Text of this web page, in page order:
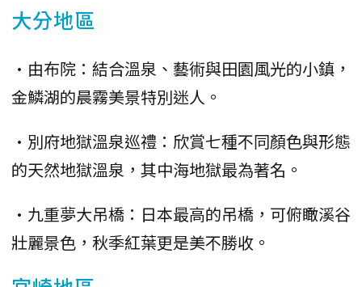
大分地區
•由布院：結合溫泉、藝術與田園風光的小鎮，
金鱗湖的晨霧美景特別迷人。
•別府地獄溫泉巡禮：欣賞七種不同顏色與形態
的天然地獄溫泉，其中海地獄最為著名。
•九重夢大吊橋：日本最高的吊橋，可俯瞰溪谷
壯麗景色，秋季紅葉更是美不勝收。